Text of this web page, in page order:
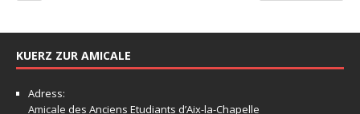
KUERZ ZUR AMICALE
Adress:
Amicale des Anciens Etudiants d’Aix-la-Chapelle